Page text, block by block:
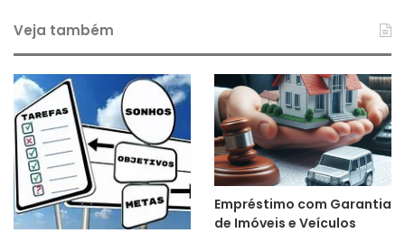
Veja também
Empréstimo com Garantia
de Imóveis e Veículos